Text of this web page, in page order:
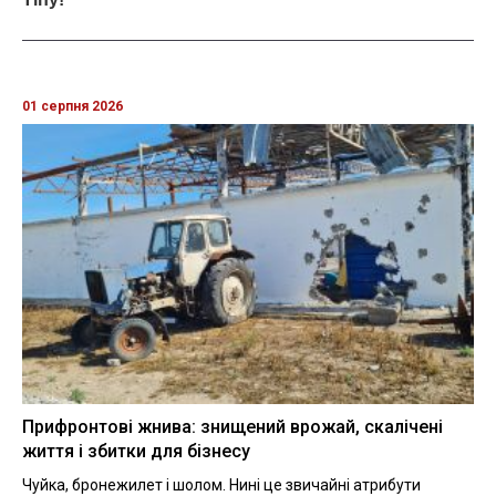
01 серпня 2026
Прифронтові жнива: знищений врожай, скалічені
життя і збитки для бізнесу
Чуйка, бронежилет і шолом. Нині це звичайні атрибути